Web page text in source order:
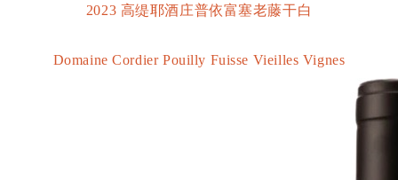
2023 高缇耶酒庄普依富塞老藤干白
Domaine Cordier Pouilly Fuisse Vieilles Vignes